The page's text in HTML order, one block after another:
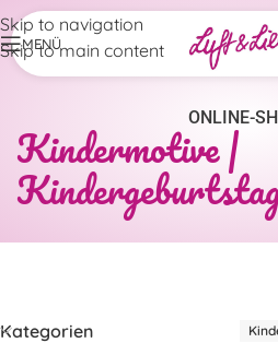
Skip to navigation
Skip to main content
MENÜ
ONLINE-
Kindermotive |
Kategorien